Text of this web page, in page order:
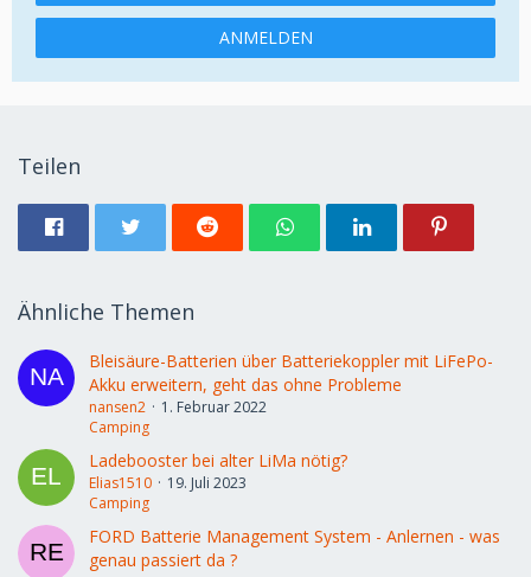
ANMELDEN
Teilen
Ähnliche Themen
Bleisäure-Batterien über Batteriekoppler mit LiFePo-
Akku erweitern, geht das ohne Probleme
nansen2
1. Februar 2022
Camping
Ladebooster bei alter LiMa nötig?
Elias1510
19. Juli 2023
Camping
FORD Batterie Management System - Anlernen - was
genau passiert da ?